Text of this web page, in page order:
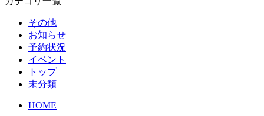
その他
お知らせ
予約状況
イベント
トップ
未分類
HOME